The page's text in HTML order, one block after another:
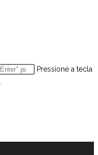
Pressione a tecla